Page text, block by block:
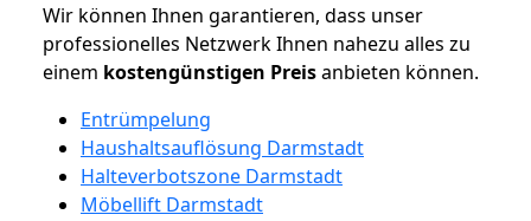
Wir können Ihnen garantieren, dass unser
professionelles Netzwerk Ihnen nahezu alles zu
einem kostengünstigen Preisanbieten können.
Entrümpelung
Haushaltsauflösung Darmstadt
Halteverbotszone Darmstadt
Möbellift Darmstadt